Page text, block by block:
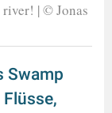
| © Jonas
Swamp